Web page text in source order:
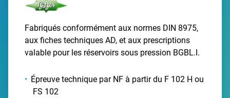
Fabriqués conformément aux normes DIN 8975,
aux fiches techniques AD, et aux prescriptions
valable pour les réservoirs sous pression BGBL.I.
Épreuve technique par NF à partir du F 102 H ou
FS 102